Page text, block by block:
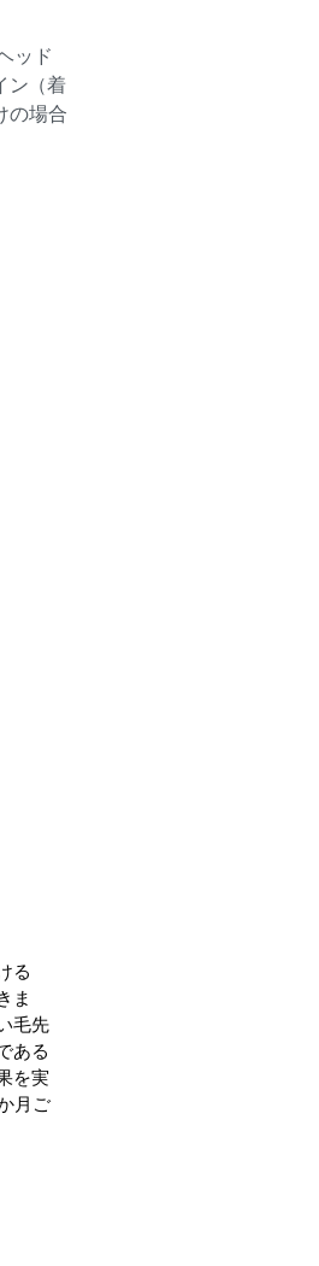
ッド
ン（着
の場合
る
ま
毛先
ある
を実
月ご